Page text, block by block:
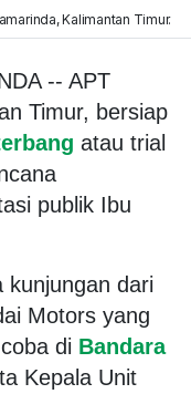
Kalimantan Timur.
-- APT
Timur, bersiap
atau trial
publik Ibu
kunjungan dari
Motors yang
di Bandara
Kepala Unit